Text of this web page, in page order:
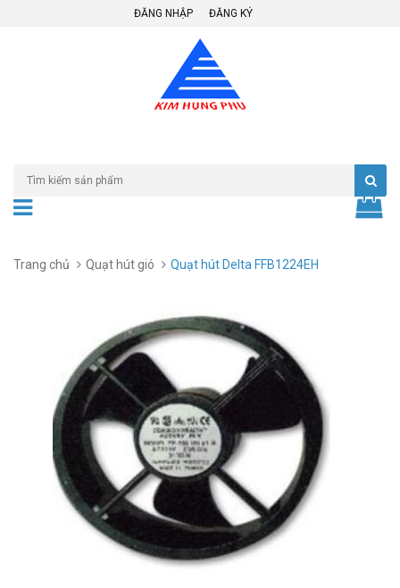
ĐĂNG NHẬP ĐĂNG KÝ
Trang chủ Quạt hút gió Quạt hút Delta FFB1224EH